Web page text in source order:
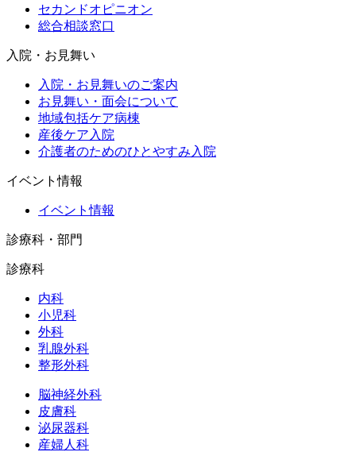
セカンドオピニオン
総合相談窓口
入院・お見舞い
入院・お見舞いのご案内
お見舞い・面会について
地域包括ケア病棟
産後ケア入院
介護者のためのひとやすみ入院
イベント情報
イベント情報
診療科・部門
診療科
内科
小児科
外科
乳腺外科
整形外科
脳神経外科
皮膚科
泌尿器科
産婦人科